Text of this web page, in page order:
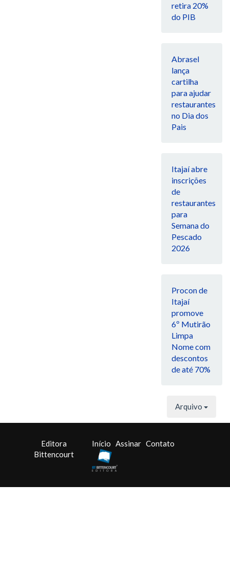
retira 20%
do PIB
Abrasel
lança
cartilha
para ajudar
restaurantes
no Dia dos
Pais
Itajaí abre
inscrições
de
restaurantes
para
Semana do
Pescado
2026
Procon de
Itajaí
promove
6º Mutirão
Limpa
Nome com
descontos
de até 70%
Arquivo
Editora
Bittencourt
Início Assinar Contato